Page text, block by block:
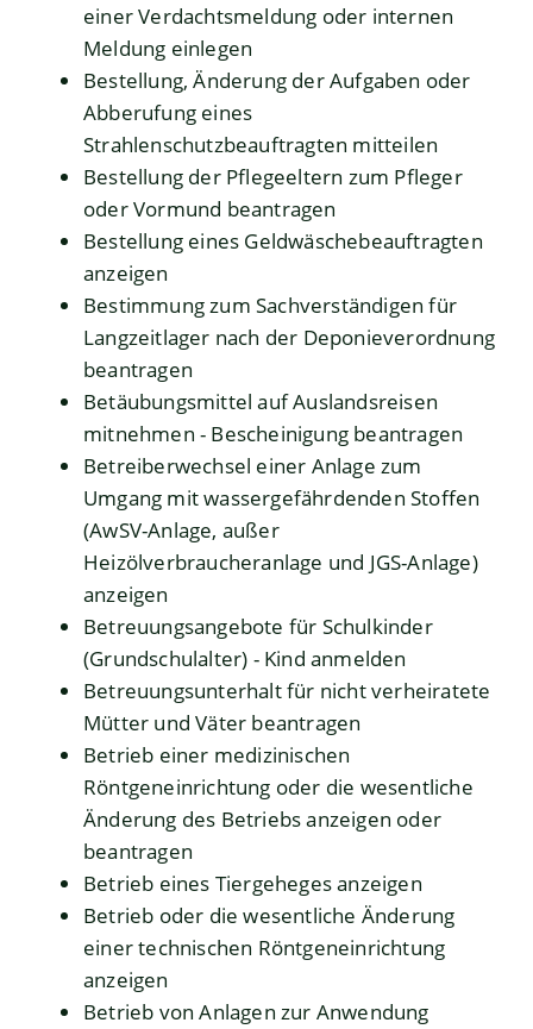
einer Verdachtsmeldung oder internen
Meldung einlegen
Bestellung, Änderung der Aufgaben oder
Abberufung eines
Strahlenschutzbeauftragten mitteilen
Bestellung der Pflegeeltern zum Pfleger
oder Vormund beantragen
Bestellung eines Geldwäschebeauftragten
anzeigen
Bestimmung zum Sachverständigen für
Langzeitlager nach der Deponieverordnung
beantragen
Betäubungsmittel auf Auslandsreisen
mitnehmen - Bescheinigung beantragen
Betreiberwechsel einer Anlage zum
Umgang mit wassergefährdenden Stoffen
(AwSV-Anlage, außer
Heizölverbraucheranlage und JGS-Anlage)
anzeigen
Betreuungsangebote für Schulkinder
(Grundschulalter) - Kind anmelden
Betreuungsunterhalt für nicht verheiratete
Mütter und Väter beantragen
Betrieb einer medizinischen
Röntgeneinrichtung oder die wesentliche
Änderung des Betriebs anzeigen oder
beantragen
Betrieb eines Tiergeheges anzeigen
Betrieb oder die wesentliche Änderung
einer technischen Röntgeneinrichtung
anzeigen
Betrieb von Anlagen zur Anwendung